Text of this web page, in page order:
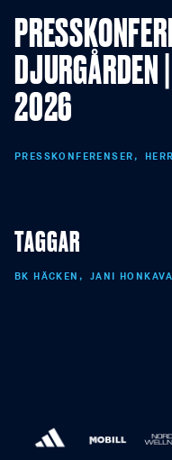
2026
PRESSKONFERENSER
TAGGAR
BK HÄCKEN JANI